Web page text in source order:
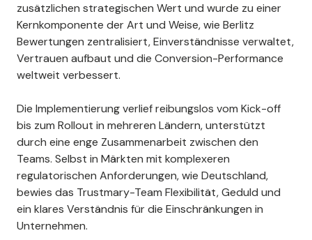
zusätzlichen strategischen Wert und wurde zu einer
Kernkomponente der Art und Weise, wie Berlitz
Bewertungen zentralisiert, Einverständnisse verwaltet,
Vertrauen aufbaut und die Conversion-Performance
weltweit verbessert.
Die Implementierung verlief reibungslos vom Kick-off
bis zum Rollout in mehreren Ländern, unterstützt
durch eine enge Zusammenarbeit zwischen den
Teams. Selbst in Märkten mit komplexeren
regulatorischen Anforderungen, wie Deutschland,
bewies das Trustmary-Team Flexibilität, Geduld und
ein klares Verständnis für die Einschränkungen in
Unternehmen.